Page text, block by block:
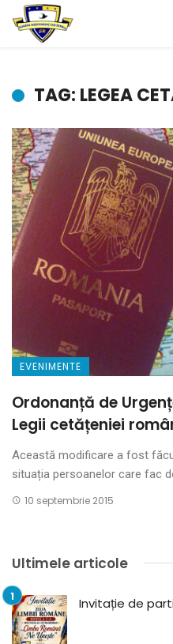
TAG: LEGEA
EVENIMENTE
Ordonanță de
Legii cetățeniei
Această modificare a fost
situația persoanelor care fac
10 septembrie 2015
Ultimele articole
Invitație de